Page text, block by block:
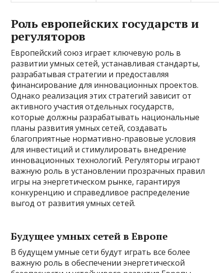
Роль европейских государств и
регуляторов
Европейский союз играет ключевую роль в
развитии умных сетей, устанавливая стандарты,
разрабатывая стратегии и предоставляя
финансирование для инновационных проектов.
Однако реализация этих стратегий зависит от
активного участия отдельных государств,
которые должны разрабатывать национальные
планы развития умных сетей, создавать
благоприятные нормативно-правовые условия
для инвестиций и стимулировать внедрение
инновационных технологий. Регуляторы играют
важную роль в установлении прозрачных правил
игры на энергетическом рынке, гарантируя
конкуренцию и справедливое распределение
выгод от развития умных сетей.
Будущее умных сетей в Европе
В будущем умные сети будут играть все более
важную роль в обеспечении энергетической